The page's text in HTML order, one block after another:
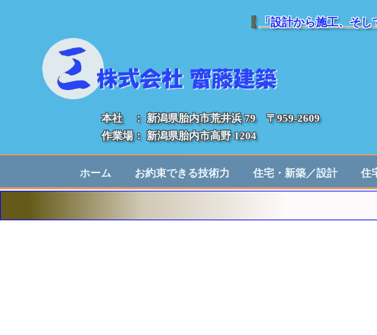
【 「設計から施工、そ
本社 ： 新潟県胎内市荒井浜 79 〒959-2609
作業場： 新潟県胎内市高野 1204
ホーム お約束できる技術力 住宅・新築／設計 住